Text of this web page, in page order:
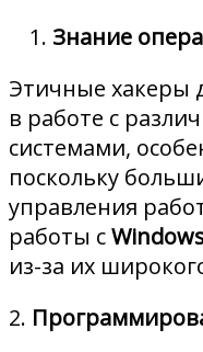
Знание
Этичные хакеры
в работе с
системами,
поскольку
управления
работы с
из-за их
2.